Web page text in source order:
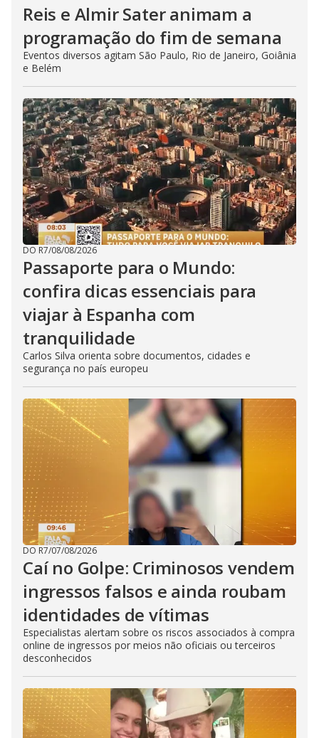
Reis e Almir Sater animam a
programação do fim de semana
Eventos diversos agitam São Paulo, Rio de Janeiro, Goiânia
e Belém
DO R7/08/08/2026
Passaporte para o Mundo:
confira dicas essenciais para
viajar à Espanha com
tranquilidade
Carlos Silva orienta sobre documentos, cidades e
segurança no país europeu
DO R7/07/08/2026
Caí no Golpe: Criminosos vendem
ingressos falsos e ainda roubam
identidades de vítimas
Especialistas alertam sobre os riscos associados à compra
online de ingressos por meios não oficiais ou terceiros
desconhecidos